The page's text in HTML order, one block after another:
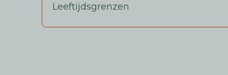
Leeftijdsgrenzen